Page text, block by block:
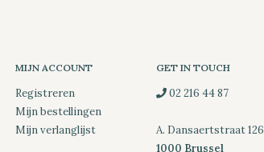
MIJN ACCOUNT
Registreren
Mijn bestellingen
Mijn verlanglijst
GET IN TOUCH
02 216 44 87
A. Dansaertstraat 126
1000 Brussel